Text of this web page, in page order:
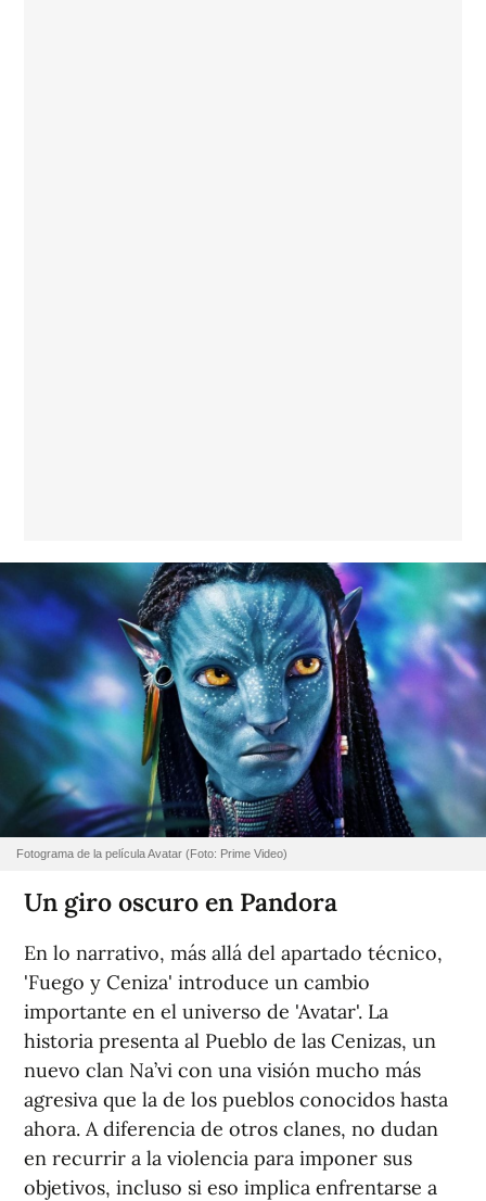
Fotograma de la película Avatar (Foto: Prime Video)
Un giro oscuro en Pandora
En lo narrativo, más allá del apartado técnico,
'Fuego y Ceniza' introduce un cambio
importante en el universo de 'Avatar'. La
historia presenta al Pueblo de las Cenizas, un
nuevo clan Na’vi con una visión mucho más
agresiva que la de los pueblos conocidos hasta
ahora. A diferencia de otros clanes, no dudan
en recurrir a la violencia para imponer sus
objetivos, incluso si eso implica enfrentarse a